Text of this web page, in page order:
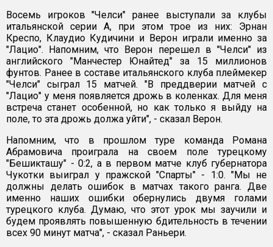
Восемь игроков "Челси" ранее выступали за клубы
итальянской серии А, при этом трое из них: Эрнан
Креспо, Клаудио Кудичини и Верон играли именно за
"Лацио". Напомним, что Верон перешел в "Челси" из
английского "Манчестер Юнайтед" за 15 миллионов
фунтов. Ранее в составе итальянского клуба плеймекер
"Челси" сыграл 15 матчей. "В преддверии матчей с
"Лацио" у меня появляется дрожь в коленках. Для меня
встреча станет особенной, но как только я выйду на
поле, то эта дрожь должа уйти", - сказал Верон.
Напомним, что в прошлом туре команда Романа
Абрамовича проиграла на своем поле турецкому
"Бешикташу" - 0:2, а в первом матче клуб губернатора
Чукотки выиграл у пражской "Спарты" - 1:0. "Мы не
должны делать ошибок в матчах такого ранга. Две
именно наших ошибки обернулись двумя голами
турецкого клуба. Думаю, что этот урок мы заучили и
будем проявлять повышенную бдительность в течении
всех 90 минут матча", - сказал Раньери.